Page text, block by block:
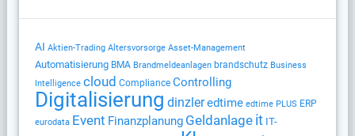
AI Aktien-Trading Altersvorsorge Asset-Management
Automatisierung BMA Brandmeldeanlagen brandschutz Business
Intelligence cloud Compliance Controlling
Digitalisierung dinzleredtime edtime PLUS ERP
eurodata Event Finanzplanung Geldanlage it IT-